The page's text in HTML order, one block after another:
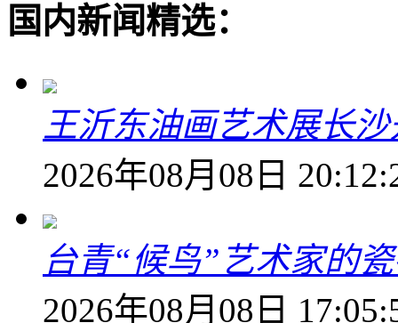
国内新闻精选：
王沂东油画艺术展长
2026年08月08日
台青“候鸟”艺术家的
2026年08月08日